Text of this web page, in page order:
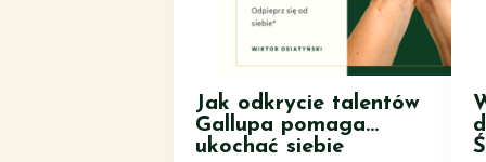
Jak odkrycie talentów
Gallupa pomaga…
ukochać siebie